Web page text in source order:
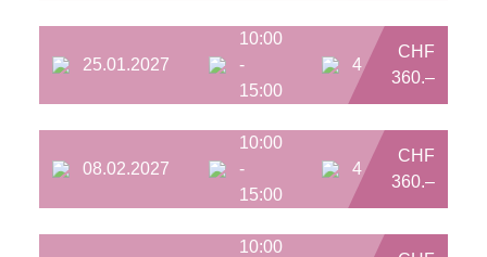
25.01.2027
10:00
-
15:00
4
CHF
360.–
08.02.2027
10:00
-
15:00
4
CHF
360.–
10:00